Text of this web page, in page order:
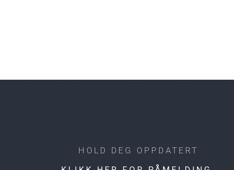
HOLD DEG OPPDATERT